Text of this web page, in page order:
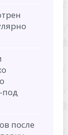
под
после